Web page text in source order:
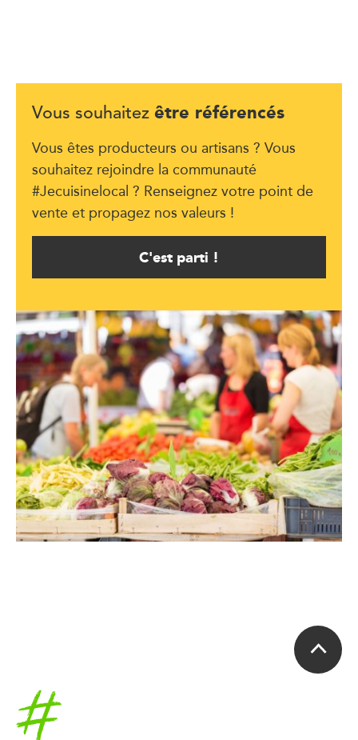
Vous souhaitez être référencés
Vous êtes producteurs ou artisans ? Vous
souhaitez rejoindre la communauté
#Jecuisinelocal ? Renseignez votre point de
vente et propagez nos valeurs !
C'est parti !
Accueil